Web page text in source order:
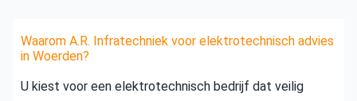
Waarom A.R. Infratechniek voor elektrotechnisch advies
in Woerden?
U kiest voor een elektrotechnisch bedrijf dat veilig